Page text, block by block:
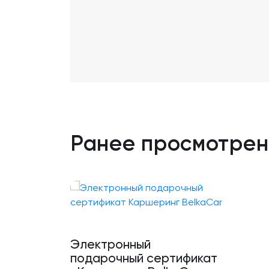
Ранее
Электронный
подарочный сертификат